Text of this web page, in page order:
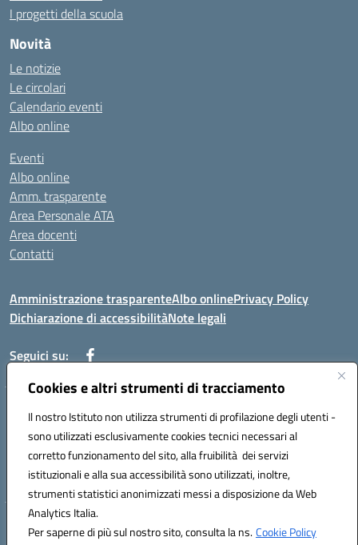
Cookies e altri strumenti di tracciamento
Il nostro Istituto non utilizza strumenti di profilazione degli utenti -
sono utilizzati esclusivamente cookies tecnici necessari al
corretto funzionamento del sito, alla fruibilità dei servizi
istituzionali e alla sua accessibilità sono utilizzati, inoltre,
strumenti statistici anonimizzati messi a disposizione da Web
Analytics Italia.
Per saperne di più sul nostro sito, consulta la ns.Cookie Policy
I progetti della scuola
Novità
Le notizie
Le circolari
Calendario eventi
Albo online
Eventi
Albo online
Amm. trasparente
Area Personale ATA
Area docenti
Contatti
Amministrazione trasparenteAlbo onlinePrivacy Policy
Dichiarazione di accessibilitàNote legali
Seguici su:
Indirizzo: VIA BRECCIAME, 46 - 81024 MADDALONI (CE)
Mail: CEIC8AU001@istruzione.it - Pec: CEIC8AU001@pec.istruzione.it -
Telefono: 0823408721
Meccanografico: CEIC8AU001
Codice fiscale: 93086080616
Hosting & Powered by 3D Solution S.r.l.